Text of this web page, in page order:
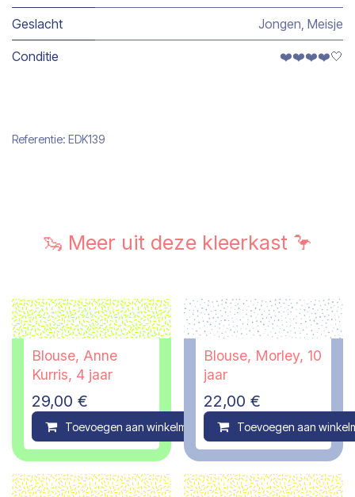
Geslacht Jongen Meisje
Conditie ❤️❤️❤️❤️🤍
Referentie: EDK139
🦦 Meer uit deze kleerkast 🦩
Blouse, Anne
Kurris, 4 jaar
29,00 €
Toevoegen aan winkelmandje Compare
Blouse, Morley, 10
jaar
22,00 €
Toevoegen aan